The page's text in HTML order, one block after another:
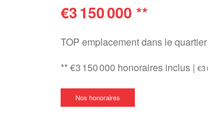
€3 150 000 **
TOP emplacement dans le
** €3 150 000 honoraires inclus | €3
Nos honoraires